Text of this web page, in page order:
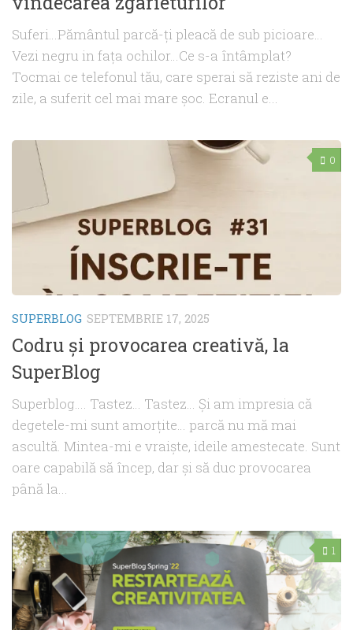
Suferi…Pământul parcă-ți pleacă de sub picioare…
Vezi negru in fața ochilor…Ce s-a întâmplat?
Tocmai ce telefonul tău, care sperai să reziste ani de
zile, a suferit cel mai mare șoc. Ecranul e...
0
SUPERBLOG SEPTEMBRIE 17, 2025
Codru și provocarea creativă, la
SuperBlog
Superblog…. Tastez… Tastez… Și am impresia că
degetele-mi sunt amorțite… parcă nu mă mai
ascultă. Mintea-mi e vraiște, ideile amestecate. Sunt
oare capabilă să încep, dar și să duc provocarea
până la...
1